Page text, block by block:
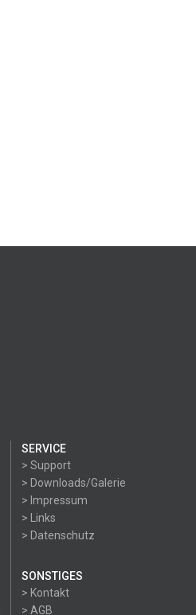
SERVICE
> Support
> Downloads/Galerie
> Impressum
> Links
> Datenschutz
SONSTIGES
> Kontakt
> AGB